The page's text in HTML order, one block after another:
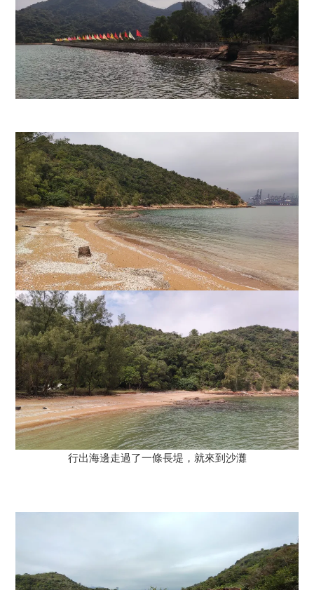
行出海邊走過了一條長堤，就來到沙灘